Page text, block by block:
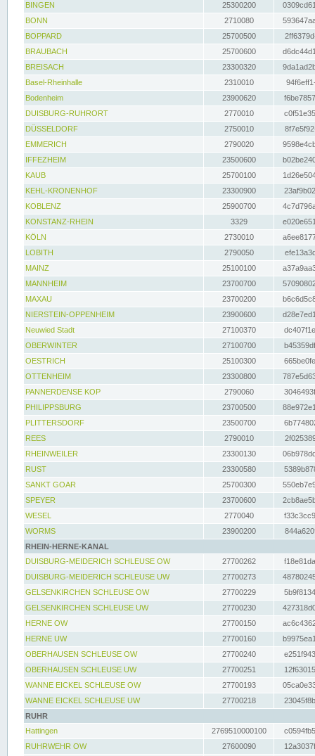
BINGEN
25300200
BONN
2710080
BOPPARD
25700500
BRAUBACH
25700600
BREISACH
23300320
Basel-Rheinhalle
2310010
Bodenheim
23900620
DUISBURG-RUHRORT
2770010
DÜSSELDORF
2750010
EMMERICH
2790020
IFFEZHEIM
23500600
KAUB
25700100
KEHL-KRONENHOF
23300900
KOBLENZ
25900700
KONSTANZ-RHEIN
3329
KÖLN
2730010
LOBITH
2790050
MAINZ
25100100
MANNHEIM
23700700
MAXAU
23700200
NIERSTEIN-OPPENHEIM
23900600
Neuwied Stadt
27100370
OBERWINTER
27100700
OESTRICH
25100300
OTTENHEIM
23300800
PANNERDENSE KOP
2790060
PHILIPPSBURG
23700500
PLITTERSDORF
23500700
REES
2790010
RHEINWEILER
23300130
RUST
23300580
SANKT GOAR
25700300
SPEYER
23700600
WESEL
2770040
WORMS
23900200
RHEIN-HERNE-KANAL
DUISBURG-MEIDERICH SCHLEUSE OW
27700262
DUISBURG-MEIDERICH SCHLEUSE UW
27700273
GELSENKIRCHEN SCHLEUSE OW
27700229
GELSENKIRCHEN SCHLEUSE UW
27700230
HERNE OW
27700150
HERNE UW
27700160
OBERHAUSEN SCHLEUSE OW
27700240
OBERHAUSEN SCHLEUSE UW
27700251
WANNE EICKEL SCHLEUSE OW
27700193
WANNE EICKEL SCHLEUSE UW
27700218
RUHR
Hattingen
2769510000100
RUHRWEHR OW
27600090